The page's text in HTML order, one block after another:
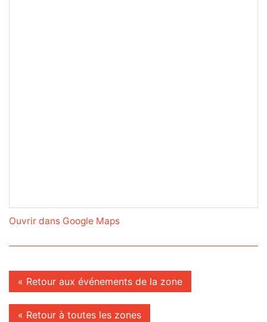
Ouvrir dans Google Maps
« Retour aux événements de la zone
« Retour à toutes les zones